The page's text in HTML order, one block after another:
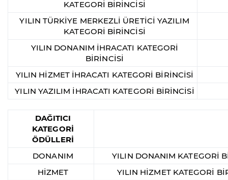
KATEGORİ BİRİNCİSİ
YILIN TÜRKİYE MERKEZLİ ÜRETİCİ YAZILIM
KATEGORİ BİRİNCİSİ
YILIN DONANIM İHRACATI KATEGORİ
BİRİNCİSİ
YILIN HİZMET İHRACATI KATEGORİ BİRİNCİSİ
YILIN YAZILIM İHRACATI KATEGORİ BİRİNCİSİ
DAĞITICI
KATEGORİ
ÖDÜLLERİ
DONANIM
YILIN DONANIM KATEGORİ
HİZMET
YILIN HİZMET KATEGORİ